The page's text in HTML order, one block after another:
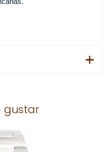
que hayan comprado este
gustar